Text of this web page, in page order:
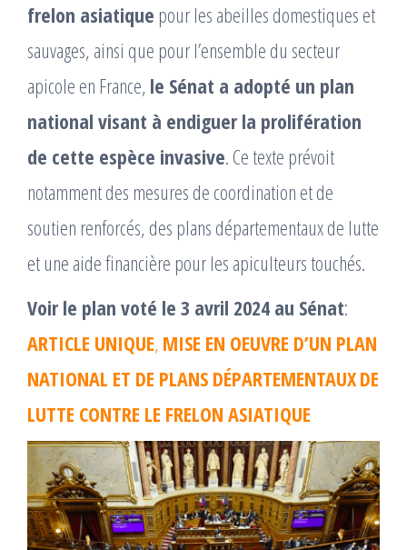
frelon asiatique pour les abeilles domestiques et
sauvages, ainsi que pour l’ensemble du secteur
apicole en France, le Sénat a adopté un plan
national visant à endiguer la prolifération
de cette espèce invasive. Ce texte prévoit
notamment des mesures de coordination et de
soutien renforcés, des plans départementaux de lutte
et une aide financière pour les apiculteurs touchés.
Voir le plan voté le 3 avril 2024 au Sénat:
ARTICLE UNIQUE, MISE EN OEUVRE D’UN PLAN
NATIONAL ET DE PLANS DÉPARTEMENTAUXDE
LUTTE CONTRE LE FRELON ASIATIQUE